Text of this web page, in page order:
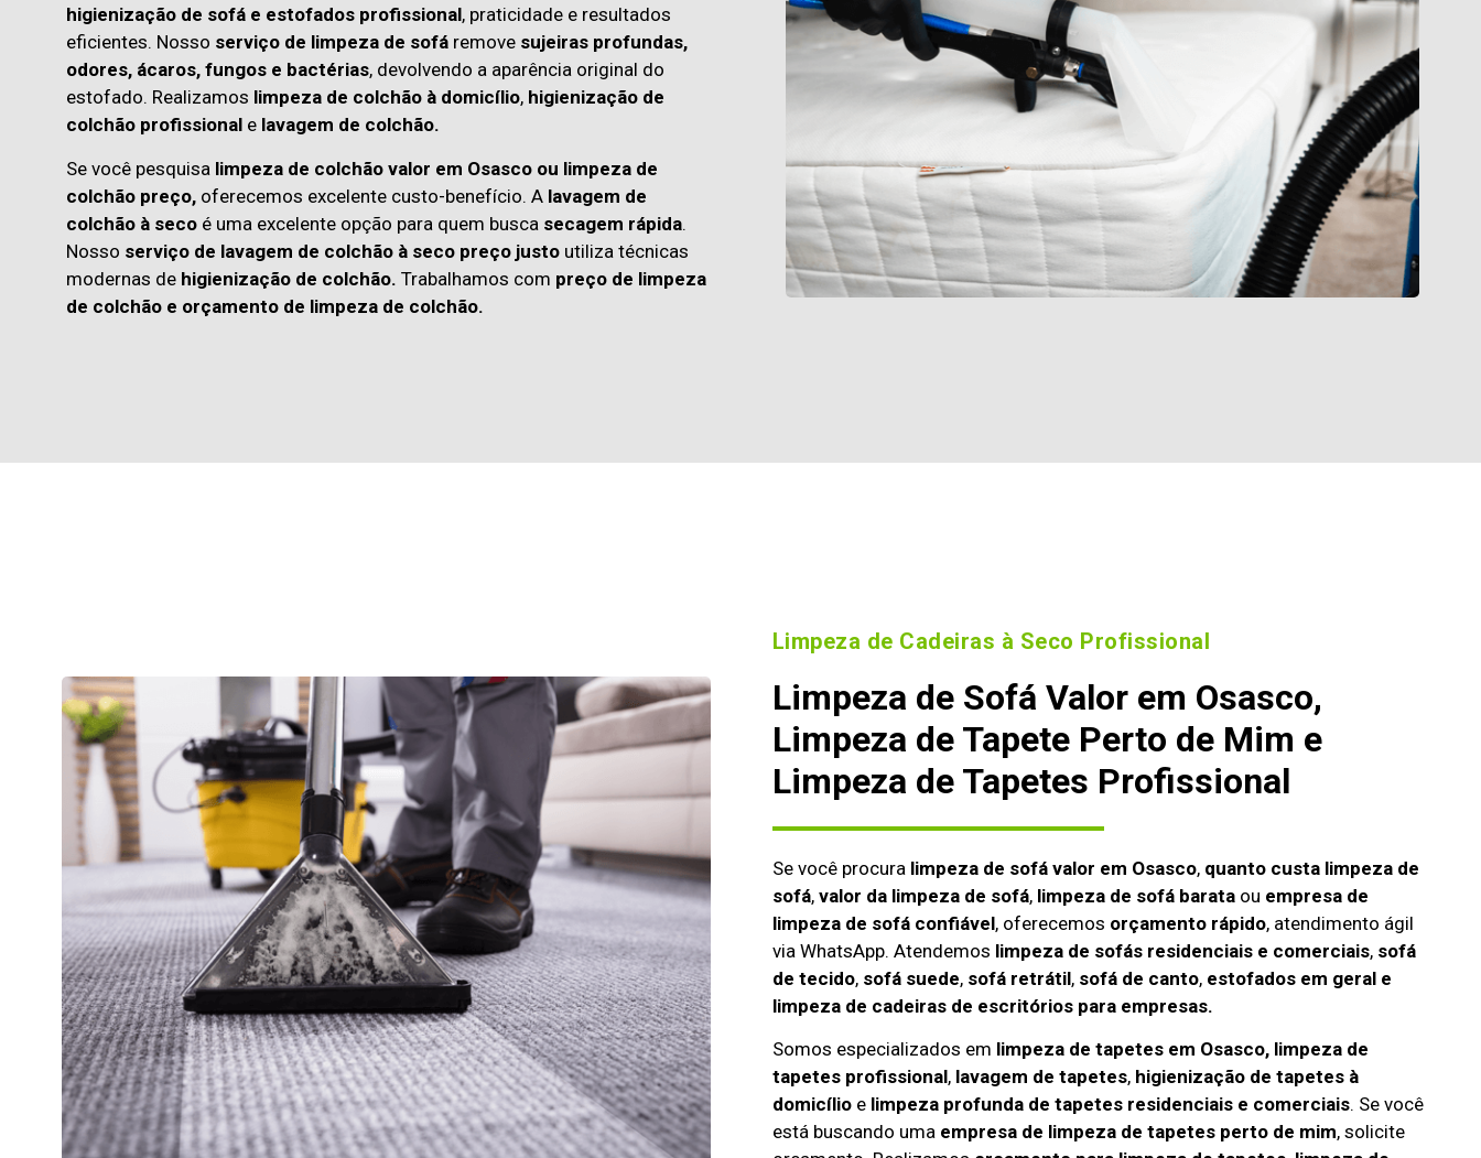
higienização de sofá e estofados profissional, praticidade e resultados
eficientes. Nosso serviço de limpeza de sofá remove sujeiras profundas,
odores, ácaros, fungos e bactérias, devolvendo a aparência original do
estofado. Realizamos limpeza de colchão à domicílio, higienização de
colchão profissional e lavagem de colchão.
Se você pesquisa limpeza de colchão valor em Osasco ou limpeza de
colchão preço, oferecemos excelente custo-benefício. A lavagem de
colchão à seco é uma excelente opção para quem busca secagem rápida.
Nosso serviço de lavagem de colchão à seco preço justo utiliza técnicas
modernas de higienização de colchão. Trabalhamos com preço de limpeza
de colchão e orçamento de limpeza de colchão.
Limpeza de Cadeiras à Seco Profissional
Limpeza de Sofá Valor em Osasco,
Limpeza de Tapete Perto de Mim e
Limpeza de Tapetes Profissional
Se você procura limpeza de sofá valor em Osasco, quanto custa limpeza de
sofá, valor da limpeza de sofá, limpeza de sofá barataou empresa de
limpeza de sofá confiável, oferecemos orçamento rápido, atendimento ágil
via WhatsApp. Atendemos limpeza de sofás residenciais e comerciais, sofá
de tecido, sofá suede, sofá retrátil, sofá de canto, estofados em geral e
limpeza de cadeiras de escritórios para empresas.
Somos especializados em limpeza de tapetes em Osasco, limpeza de
tapetes profissional, lavagem de tapetes, higienização de tapetes à
domicílioe limpeza profunda de tapetes residenciais e comerciais. Se você
está buscando uma empresa de limpeza de tapetes perto de mim, solicite